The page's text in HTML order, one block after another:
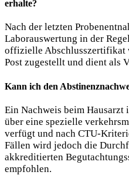
erhalte?
Nach der letzten
Laborauswertung in der
offizielle Abschlusszertifikat
Post zugestellt und dient als
Kann ich den
Ein Nachweis beim
über eine spezielle
verfügt und nach CTU-
Fällen wird jedoch die
akkreditierten
empfohlen.